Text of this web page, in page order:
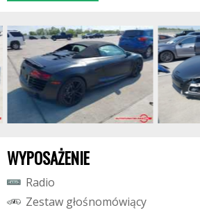
WYPOSAŻENIE
Radio
Zestaw głośnomówiący